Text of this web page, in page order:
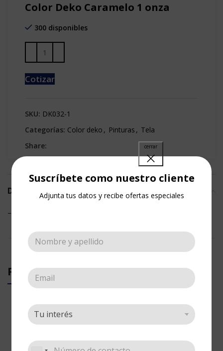
Suscríbete como nuestro cliente
Adjunta tus datos y recibe ofertas especiales
Color Deko Caramelo 1 onza
300 disponibles
Cotizar
SKU: DK032-1
Categorías: Color deko , Pinturas , Tela
Share:
DESCRIPCIÓN
– Pintura para Tela
PRODUCTOS RELACIONADOS